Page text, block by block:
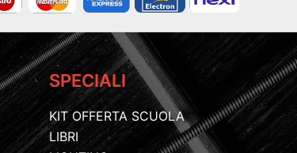
SPECIALI
KIT OFFERTA SCUOLA
LIBRI